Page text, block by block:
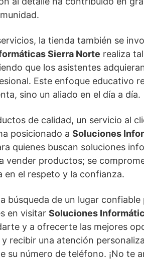
la tienda también se
Sierra Norte realiza
que los asistentes
Este enfoque educativo
sino un aliado en el día a día.
de calidad, un servicio al
posicionado a Soluciones
quienes buscan soluciones
vender productos; se
en el respeto y la confianza.
búsqueda de un lugar
en visitar Soluciones
y a ofrecerte las mejores
recibir una atención
su número de teléfono. ¡No te